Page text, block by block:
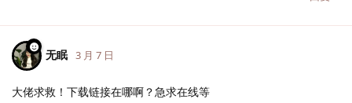
无眠 3 月 7 日
大佬求救！下载链接在哪啊？急求在线等